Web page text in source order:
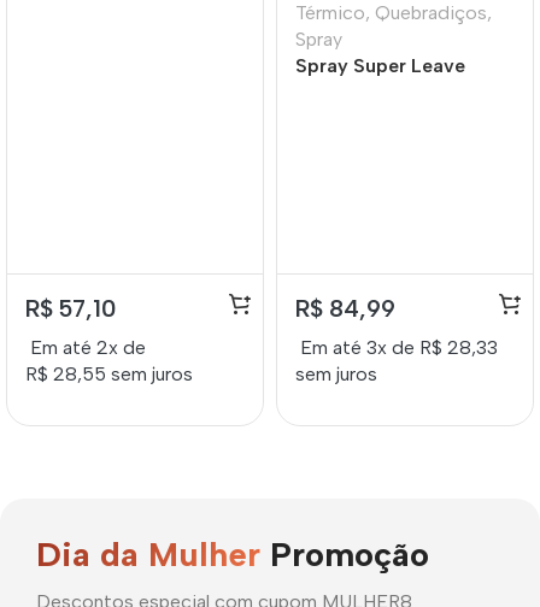
R$ 57,10
Em até 2x de
R$ 28,55 sem juros
Térmico, Quebradiços,
Spray
Spray Super Leave
R$ 84,99
Em até 3x de R$ 28,33
sem juros
Dia da Mulher Promoção
Descontos especial com cupom MULHER8